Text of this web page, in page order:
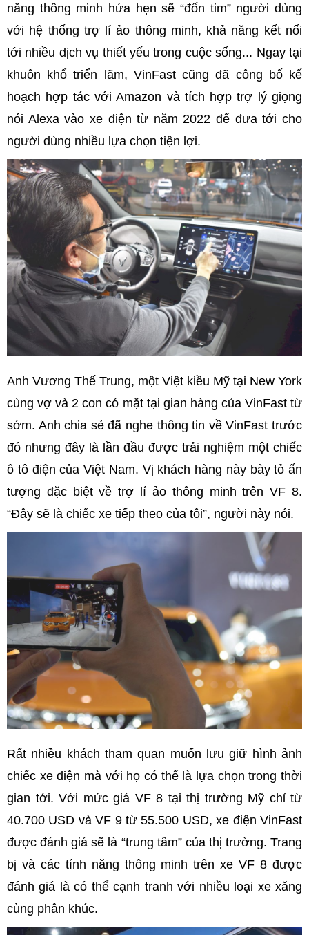
năng thông minh hứa hẹn sẽ “đốn tim” người dùng
với hệ thống trợ lí ảo thông minh, khả năng kết nối
tới nhiều dịch vụ thiết yếu trong cuộc sống... Ngay tại
khuôn khổ triển lãm, VinFast cũng đã công bố kế
hoạch hợp tác với Amazon và tích hợp trợ lý giọng
nói Alexa vào xe điện từ năm 2022 để đưa tới cho
người dùng nhiều lựa chọn tiện lợi.
Anh Vương Thế Trung, một Việt kiều Mỹ tại New York
cùng vợ và 2 con có mặt tại gian hàng của VinFast từ
sớm. Anh chia sẻ đã nghe thông tin về VinFast trước
đó nhưng đây là lần đầu được trải nghiệm một chiếc
ô tô điện của Việt Nam. Vị khách hàng này bày tỏ ấn
tượng đặc biệt về trợ lí ảo thông minh trên VF 8.
“Đây sẽ là chiếc xe tiếp theo của tôi”, người này nói.
Rất nhiều khách tham quan muốn lưu giữ hình ảnh
chiếc xe điện mà với họ có thể là lựa chọn trong thời
gian tới. Với mức giá VF 8 tại thị trường Mỹ chỉ từ
40.700 USD và VF 9 từ 55.500 USD, xe điện VinFast
được đánh giá sẽ là “trung tâm” của thị trường. Trang
bị và các tính năng thông minh trên xe VF 8 được
đánh giá là có thể cạnh tranh với nhiều loại xe xăng
cùng phân khúc.